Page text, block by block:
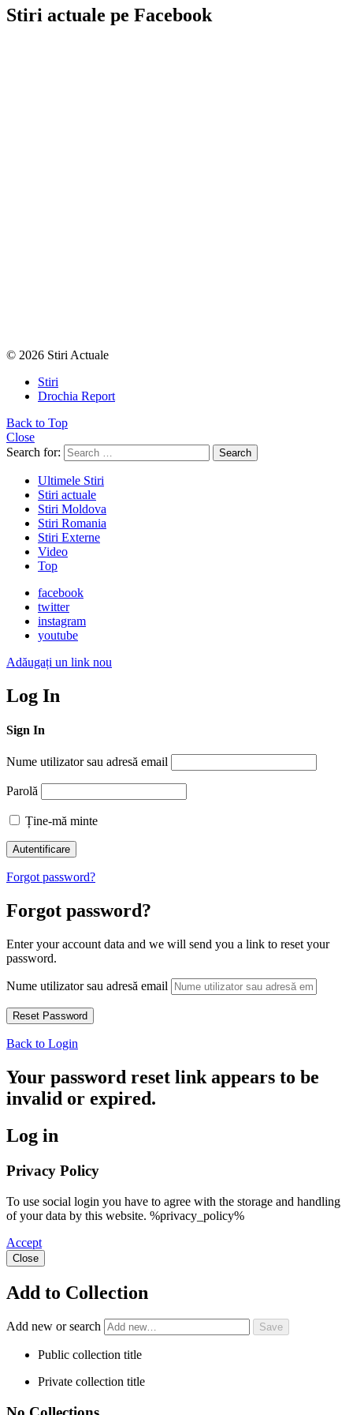
Stiri actuale pe Facebook
© 2026 Stiri Actuale
Stiri
Drochia Report
Back to Top
Close
Search for:
Search
Ultimele Stiri
Stiri actuale
Stiri Moldova
Stiri Romania
Stiri Externe
Video
Top
facebook
twitter
instagram
youtube
Adăugați un link nou
Log In
Sign In
Nume utilizator sau adresă email
Parolă
Ține-mă minte
Forgot password?
Forgot password?
Enter your account data and we will send you a link to reset your
password.
Nume utilizator sau adresă email
Back to Login
Your password reset link appears to be
invalid or expired.
Log in
Privacy Policy
To use social login you have to agree with the storage and handling
of your data by this website. %privacy_policy%
Accept
Close
Add to Collection
Add new or search
Public collection title
Private collection title